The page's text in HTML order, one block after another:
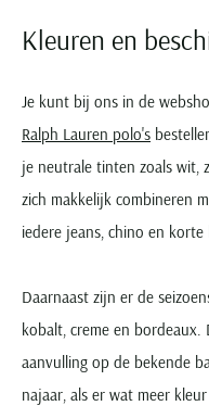
Kleuren en
Je kunt bij ons in de
Ralph Lauren polo's
je neutrale tinten zoals wit,
zich makkelijk combineren
iedere jeans, chino en korte
Daarnaast zijn er de
kobalt, creme en
aanvulling op de bekende
najaar, als er wat meer